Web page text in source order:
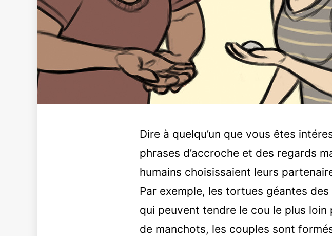
Dire à quelqu’un que vous êtes
phrases d’accroche et des regards
humains choisissaient leurs
Par exemple, les tortues géantes
qui peuvent tendre le cou le plus
de manchots, les couples sont